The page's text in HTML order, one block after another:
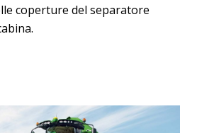
coperture del separatore